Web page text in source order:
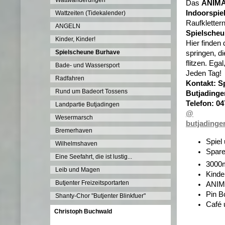
Das
Hier finden
springen,
flitzen.
Jeden Tag!
Kontakt:
Telefon:
‎@‎
Spiel
Pin
Café
Wattzeiten (Tidekalender)
ANGELN
Kinder, Kinder!
Spielscheune Burhave
Bade- und Wassersport
Radfahren
Rund um Badeort Tossens
Landpartie Butjadingen
Wesermarsch
Bremerhaven
Wilhelmshaven
Eine Seefahrt, die ist lustig...
Leib und Magen
Butjenter Freizeitsportarten
Shanty-Chor "Butjenter Blinkfuer"
Christoph Buchwald